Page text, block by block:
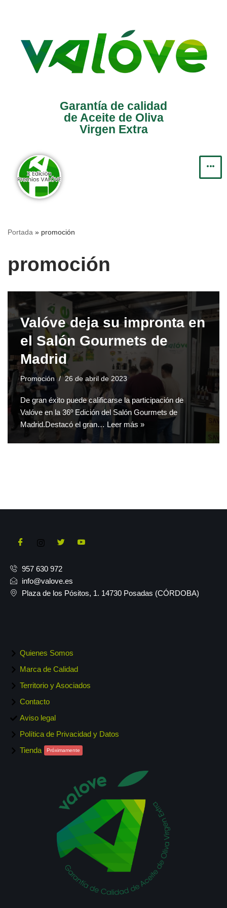
contenido
Garantía de calidad
de Aceite de Oliva
Virgen Extra
Portada » promoción
promoción
Valóve deja su impronta en
el Salón Gourmets de
Madrid
Promoción 26 de abril de 2023
De gran éxito puede calificarse la participación de
Valóve en la 36º Edición del Salón Gourmets de
Madrid.Destacó el gran… Leer más »
957 630 972
info@valove.es
Plaza de los Pósitos, 1. 14730 Posadas (CÓRDOBA)
Quienes Somos
Marca de Calidad
Territorio y Asociados
Contacto
Aviso legal
Política de Privacidad y Datos
Tienda
Próximamente